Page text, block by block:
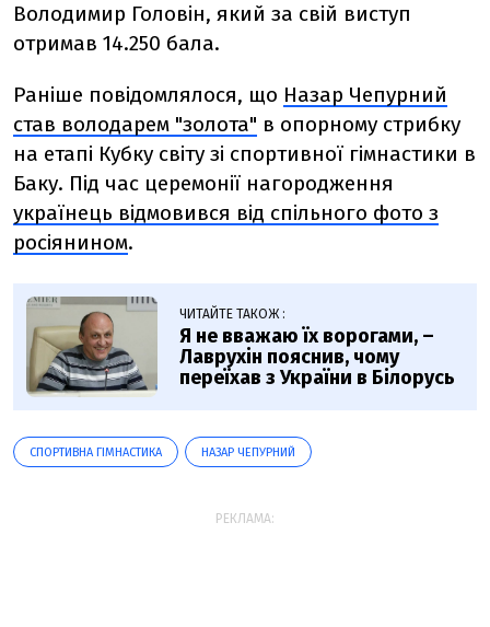
Володимир Головін, який за свій виступ
отримав 14.250 бала.
Раніше повідомлялося, що Назар Чепурний
став володарем "золота" в опорному стрибку
на етапі Кубку світу зі спортивної гімнастики в
Баку. Під час церемонії нагородження
українець відмовився від спільного фото з
росіянином.
ЧИТАЙТЕ ТАКОЖ :
Я не вважаю їх ворогами, –
Лаврухін пояснив, чому
переїхав з України в Білорусь
СПОРТИВНА ГІМНАСТИКА НАЗАР ЧЕПУРНИЙ
РЕКЛАМА: